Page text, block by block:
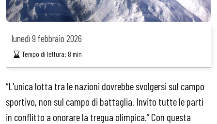
lunedì 9 febbraio 2026
Tempo di lettura: 8 min
“L'unica lotta tra le nazioni dovrebbe svolgersi sul campo
sportivo, non sul campo di battaglia. Invito tutte le parti
in conflitto a onorare la tregua olimpica.” Con questa